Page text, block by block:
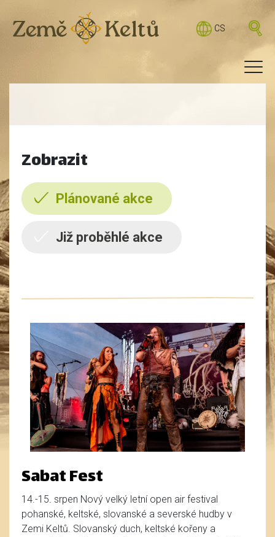
CS
Zobrazit
Plánované akce
Již proběhlé akce
Sabat Fest
14.-15. srpen Nový velký letní open air festival
pohanské, keltské, slovanské a severské hudby v
Zemi Keltů. Slovanský duch, keltské kořeny a